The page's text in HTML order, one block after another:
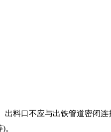
出料口不应与出铁管道密闭